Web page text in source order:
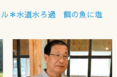
ル＊水道水ろ過 餌の魚に塩